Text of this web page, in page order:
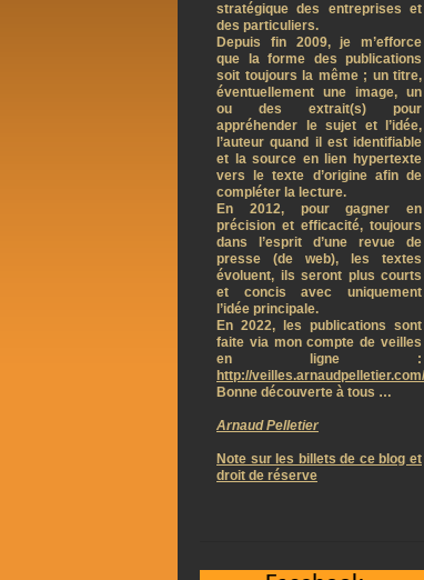
stratégique des entreprises et
des particuliers.
Depuis fin 2009, je m’efforce
que la forme des publications
soit toujours la même ; un titre,
éventuellement une image, un
ou des extrait(s) pour
appréhender le sujet et l’idée,
l’auteur quand il est identifiable
et la source en lien hypertexte
vers le texte d’origine afin de
compléter la lecture.
En 2012, pour gagner en
précision et efficacité, toujours
dans l’esprit d’une revue de
presse (de web), les textes
évoluent, ils seront plus courts
et concis avec uniquement
l’idée principale.
En 2022, les publications sont
faite via mon compte de veilles
en ligne :
http://veilles.arnaudpelletier.com/
Bonne découverte à tous …
Arnaud Pelletier
Note sur les billets de ce blog et
droit de réserve